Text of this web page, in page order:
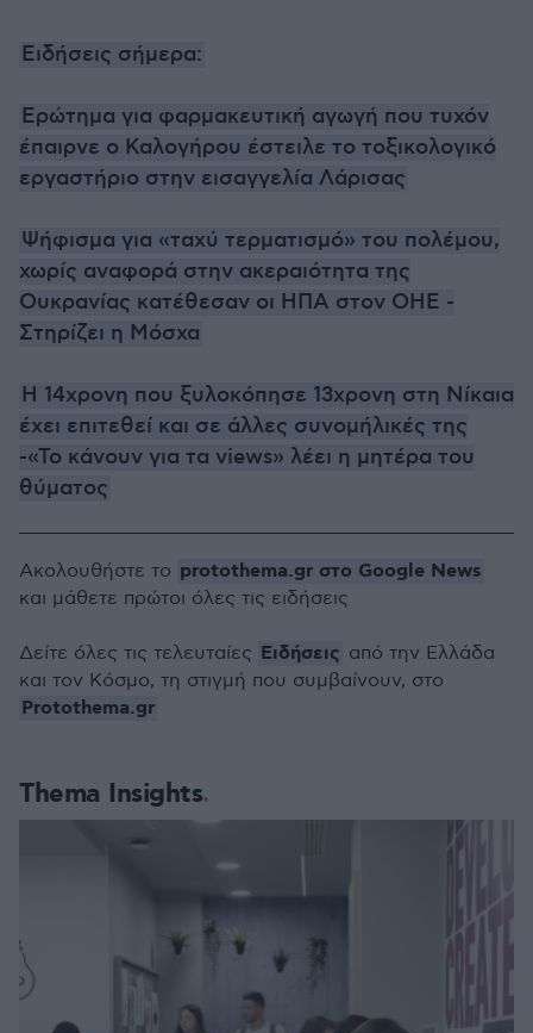
Ειδήσεις σήμερα:
Ερώτημα για φαρμακευτική αγωγή που τυχόν
έπαιρνε ο Καλογήρου έστειλε το τοξικολογικό
εργαστήριο στην εισαγγελία Λάρισας
Ψήφισμα για «ταχύ τερματισμό» του πολέμου,
χωρίς αναφορά στην ακεραιότητα της
Ουκρανίας κατέθεσαν οι ΗΠΑ στον ΟΗΕ -
Στηρίζει η Μόσχα
Η 14χρονη που ξυλοκόπησε 13χρονη στη Νίκαια
έχει επιτεθεί και σε άλλες συνομήλικές της
-«Το κάνουν για τα views» λέει η μητέρα του
θύματος
Thema Insights
Ακολουθήστε το protothema.gr στο Google News
και μάθετε πρώτοι όλες τις ειδήσεις
Δείτε όλες τις τελευταίες Ειδήσεις από την Ελλάδα
και τον Κόσμο, τη στιγμή που συμβαίνουν, στο
Protothema.gr